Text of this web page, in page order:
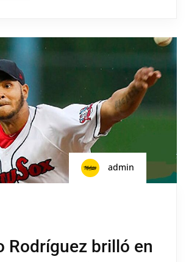
admin
Rodríguez brilló en